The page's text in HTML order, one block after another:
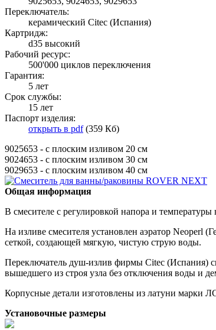
Переключатель:
керамический Citec (Испания)
Картридж:
d35 высокий
Рабочий ресурс:
500'000 циклов переключения
Гарантия:
5 лет
Срок службы:
15 лет
Паспорт изделия:
открыть в pdf(359 Кб)
9025653 - с плоским изливом 20 см
9024653 - с плоским изливом 30 см
9029653 - с плоским изливом 40 см
Общая информация
В смесителе с регулировкой напора и
На изливе смесителя установлен аэратор Neoperl
сеткой, создающей мягкую, чистую струю воды.
Переключатель душ-излив фирмы Citec (Испания)
вышедшего из строя узла без отключения воды и
Корпусные детали изготовлены из латуни марки
Установочные размеры